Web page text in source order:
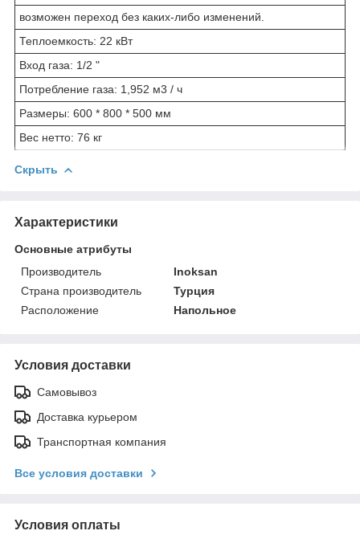
возможен переход без каких-либо изменений.
Теплоемкость: 22 кВт
Вход газа: 1/2 "
Потребление газа: 1,952 м3 / ч
Размеры: 600 * 800 * 500 мм
Вес нетто: 76 кг
Скрыть
Характеристики
Основные атрибуты
Производитель
Inoksan
Страна производитель
Турция
Расположение
Напольное
Условия доставки
Самовывоз
Доставка курьером
Транспортная компания
Все условия доставки
Условия оплаты